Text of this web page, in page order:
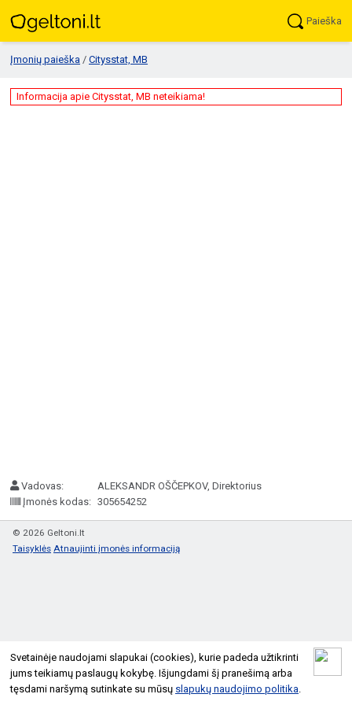
Svetainėje naudojami slapukai (cookies), kurie padeda užtikrinti
jums teikiamų paslaugų kokybę. Išjungdami šį pranešimą arba
tęsdami naršymą sutinkate su mūsų slapukų naudojimo politika
Paieška
Įmonių paieška / Citysstat, MB
Informacija apie Citysstat, MB neteikiama!
Vadovas:
ALEKSANDR OŠČEPKOV, Direktorius
Įmonės kodas: 305654252
© 2026 Geltoni.lt
Taisyklės Atnaujinti įmonės informaciją